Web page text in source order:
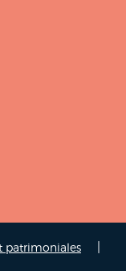
patrimoniales